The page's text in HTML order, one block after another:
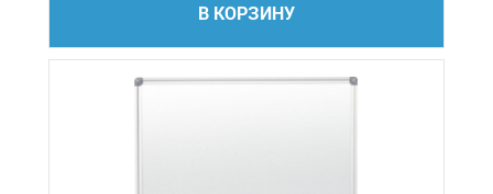
В КОРЗИНУ